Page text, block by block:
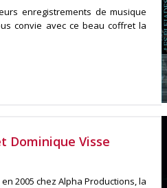
enregistrements de musique
convie avec ce beau coffret la
Dominique Visse
2005 chez Alpha Productions, la